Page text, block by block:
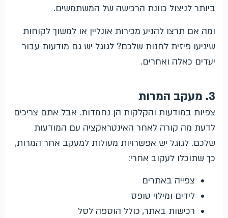
ביותר לניצול כוונת הרכישה של המשתמשים.
ומה אם תרצו להניע מכירות אונליין או למשוך לקוחות
שיגיעו פיזית לחנות שלכם? לגוגל יש גם מודעות עבור
יעדים כאלה ואחרים.
3. מעקב המרות
צפיות במודעות והקלקות הן נחמדות. אבל אתם צריכים
לדעת מה קורה לאחר האינטראקציה עם המודעות
שלכם. לגוגל יש אפשרויות מעולות למעקב אחר המרות,
כך שתוכלו לעקוב אחרי:
צפייה באתרים
לידים ומילוי טופס
רכישות באתר, כולל הוספה לסל